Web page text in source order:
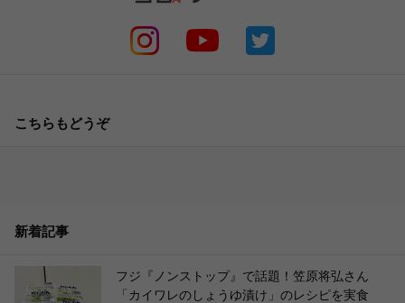
こちらもどうぞ
新着記事
フジ『ノンストップ』で話題！笠原将弘さん
「カイワレのしょうゆ漬け」のレシピを実食